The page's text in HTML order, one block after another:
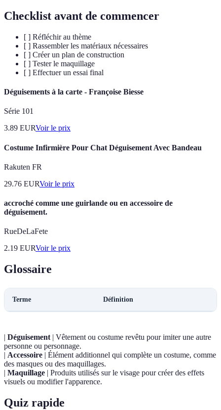
Checklist avant de commencer
[ ] Réfléchir au thème
[ ] Rassembler les matériaux nécessaires
[ ] Créer un plan de construction
[ ] Tester le maquillage
[ ] Effectuer un essai final
Déguisements à la carte - Françoise Biesse
Série 101
3.89 EURVoir le prix
Costume Infirmière Pour Chat Déguisement Avec Bandeau
Rakuten FR
29.76 EURVoir le prix
accroché comme une guirlande ou en accessoire de
déguisement.
RueDeLaFete
2.19 EURVoir le prix
Glossaire
Terme Définition
| Déguisement | Vêtement ou costume revêtu pour imiter une autre
personne ou personnage.
| Accessoire | Élément additionnel qui complète un costume, comme
des masques ou des maquillages.
| Maquillage | Produits utilisés sur le visage pour créer des effets
visuels ou modifier l'apparence.
Quiz rapide